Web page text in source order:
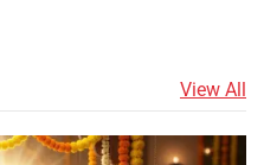
View All